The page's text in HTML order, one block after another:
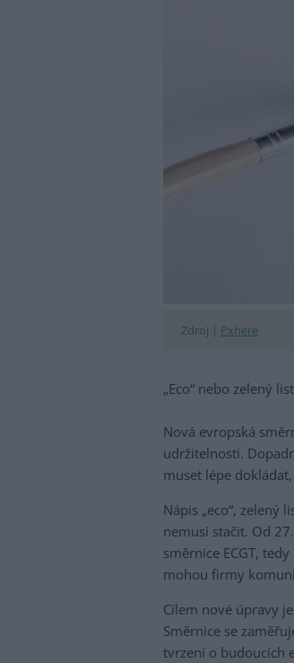
Zdroj | Pxhere
„Eco“ nebo zelený
Nová evropská
udržitelnosti.
muset lépe
Nápis „eco“,
nemusí stačit. Od
směrnice ECGT,
mohou firmy
Cílem nové úpravy
Směrnice se
tvrzení o budoucích